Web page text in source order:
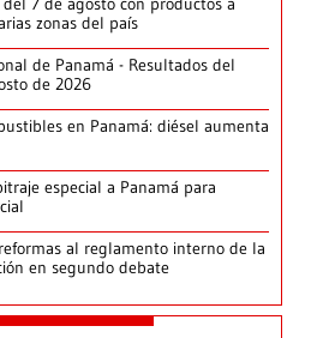
zonas del país
de Panamá - Resultados del
de 2026
en Panamá: diésel aumenta
especial a Panamá para
al reglamento interno de la
en segundo debate